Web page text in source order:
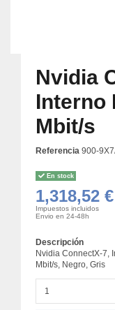
Nvidia
Interno
Mbit/s
Referencia 900-
En stock
1,318,52 €
Impuestos incluidos
Envio en 24-48h
Descripción
Nvidia ConnectX-7,
Mbit/s, Negro, Gris